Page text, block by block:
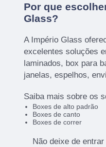
Por que
Glass?
A Império Glass
excelentes soluções
laminados, box para
janelas, espelhos,
Saiba mais sobre os
Boxes de alto padrão
Boxes de canto
Boxes de correr
Não deixe de